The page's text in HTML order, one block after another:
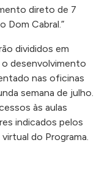
direto de 7
Dom Cabral.”
divididos em
desenvolvimento
nas oficinas
semana de julho.
às aulas
indicados pelos
do Programa.